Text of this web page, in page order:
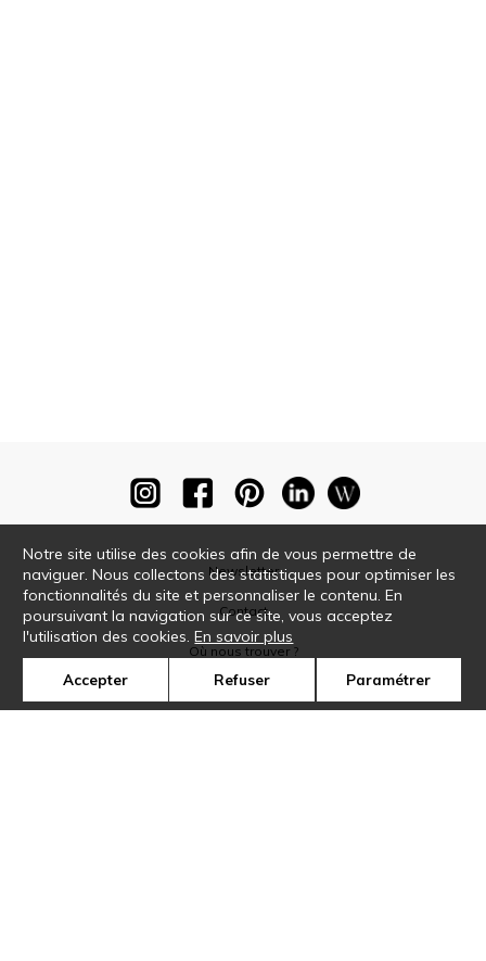
Newsletter
Contact
Où nous trouver ?
Notre site utilise des cookies afin de vous permettre de
naviguer. Nous collectons des statistiques pour optimiser les
fonctionnalités du site et personnaliser le contenu. En
poursuivant la navigation sur ce site, vous acceptez
l'utilisation des cookies.En savoir plus
Accepter Refuser Paramétrer